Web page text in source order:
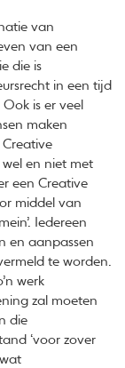
van
van een
die is
in een tijd
is er veel
maken
en niet met
een Creative
middel van
Iedereen
en aanpassen
te worden.
werk
zal moeten
die
‘voor zover